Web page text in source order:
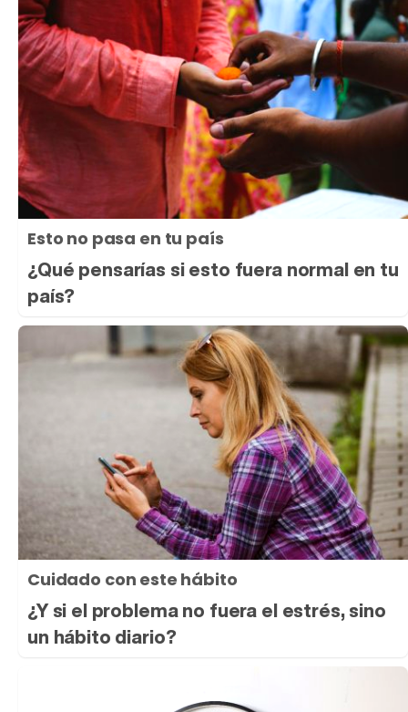
Esto no pasa en tu país
¿Qué pensarías si esto fuera normal en tu
país?
Cuidado con este hábito
¿Y si el problema no fuera el estrés, sino
un hábito diario?